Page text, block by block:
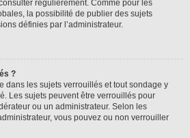
régulièrement. Comme pour les
la possibilité de publier des sujets
définies par l’administrateur.
?
dans les sujets verrouillés et tout sondage y
Les sujets peuvent être verrouillés pour
ou un administrateur. Selon les
vous pouvez ou non verrouiller